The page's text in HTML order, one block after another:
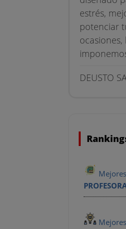
estrés,
potenciar
DEUSTO